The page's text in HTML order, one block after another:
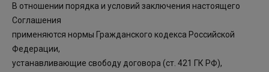
В отношении порядка и условий заключения настоящего
Соглашения
применяются нормы Гражданского кодекса Российской
Федерации,
устанавливающие свободу договора (ст. 421 ГК РФ),